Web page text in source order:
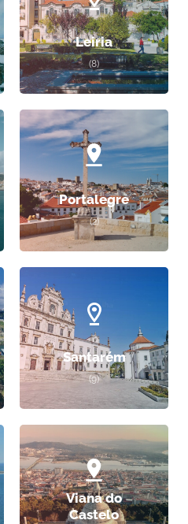
Leiria
(8)
Portalegre
(2)
Santarém
(9)
Viana do
Castelo